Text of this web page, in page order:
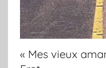
« Mes vieux